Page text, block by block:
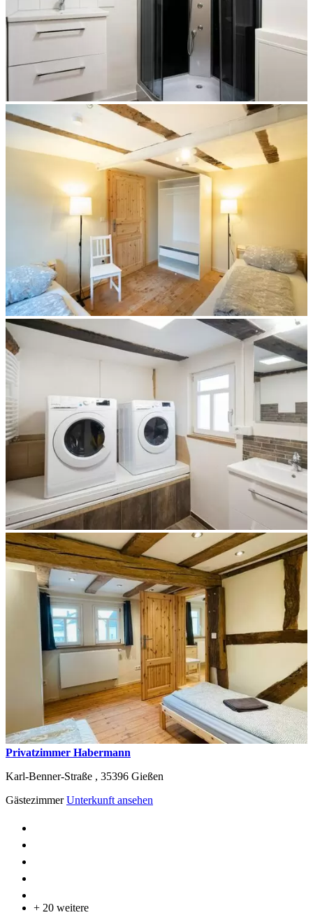
Privatzimmer Habermann
Karl-Benner-Straße , 35396 Gießen
GästezimmerUnterkunft ansehen
+ 20 weitere